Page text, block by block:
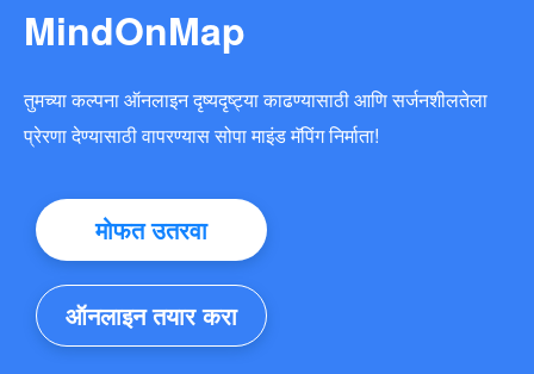
MindOnMap
तुमच्या कल्पना ऑनलाइन दृष्यदृष्ट्या काढण्यासाठी आणि सर्जनशीलतेला
प्रेरणा देण्यासाठी वापरण्यास सोपा माइंड मॅपिंग निर्माता!
मोफत उतरवा
ऑनलाइन तयार करा